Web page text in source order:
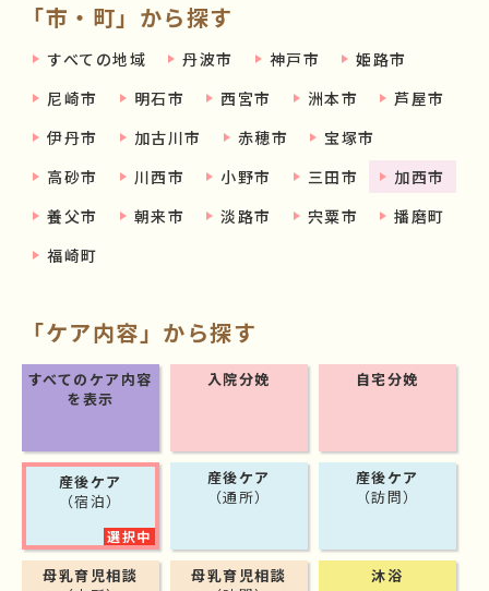
「市・町」から探す
すべての地域 丹波市 神戸市
姫路市
尼崎市
明石市 西宮市 洲本市
芦屋市
伊丹市
加古川市 赤穂市
宝塚市
高砂市
川西市 小野市 三田市
加西市
養父市
朝来市 淡路市 宍粟市
播磨町
福崎町
「ケア内容」から探す
すべてのケア内容
を表示
入院分娩 自宅分娩
産後ケア
（宿泊）
産後ケア
（通所）
産後ケア
（訪問）
母乳育児相談
母乳育児相談
沐浴